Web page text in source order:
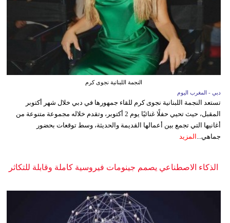
النجمة اللبنانية نجوى كرم
دبي - المغرب اليوم
تستعد النجمة اللبنانية نجوى كرم للقاء جمهورها في دبي خلال شهر أكتوبر
المقبل، حيث تحيي حفلًا غنائيًا يوم 2 أكتوبر، وتقدم خلاله مجموعة متنوعة من
أغانيها التي تجمع بين أعمالها القديمة والحديثة، وسط توقعات بحضور
جماهي... المزيد
الذكاء الاصطناعي يصمم جينومات فيروسية كاملة وقابلة للتكاثر